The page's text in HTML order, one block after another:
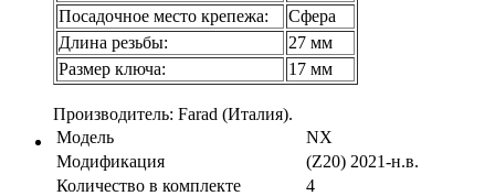
Посадочное место крепежа:
Сфера
Длина резьбы:
27 мм
Размер ключа:
17 мм
Производитель: Farad (Италия).
Модель
NX
Модификация
(Z20) 2021-н.в.
Количество в комплекте
4